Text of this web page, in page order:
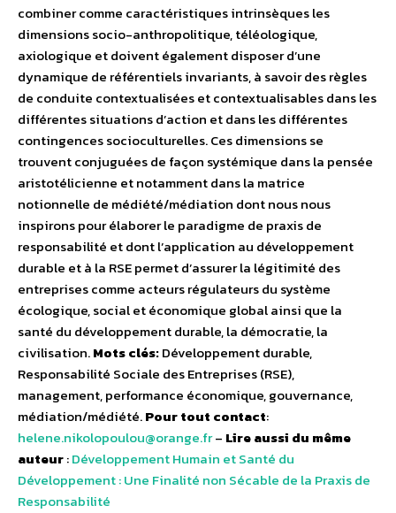
combiner comme caractéristiques intrinsèques les
dimensions socio-anthropolitique, téléologique,
axiologique et doivent également disposer d’une
dynamique de référentiels invariants, à savoir des règles
de conduite contextualisées et contextualisables dans les
différentes situations d’action et dans les différentes
contingences socioculturelles. Ces dimensions se
trouvent conjuguées de façon systémique dans la pensée
aristotélicienne et notamment dans la matrice
notionnelle de médiété/médiation dont nous nous
inspirons pour élaborer le paradigme de praxis de
responsabilité et dont l’application au développement
durable et à la RSE permet d’assurer la légitimité des
entreprises comme acteurs régulateurs du système
écologique, social et économique global ainsi que la
santé du développement durable, la démocratie, la
civilisation.Mots clés:Développement durable,
Responsabilité Sociale des Entreprises (RSE),
management, performance économique, gouvernance,
médiation/médiété.Pour tout contact:
helene.nikolopoulou@orange.fr– Lire aussi du même
auteur:Développement Humain et Santé du
Développement : Une Finalité non Sécable de la Praxis de
Responsabilité